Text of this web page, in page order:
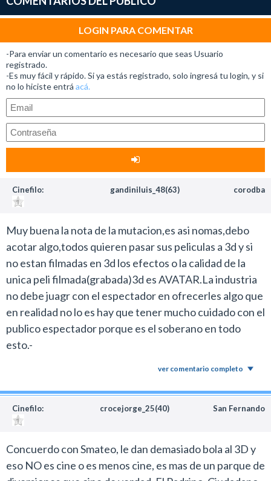
LOGIN PARA COMENTAR
-Para enviar un comentario es necesario que seas Usuario
registrado.
-Es muy fácil y rápido. Si ya estás registrado, solo ingresá tu login, y si
no lo hiciste entrá acá.
Cinefilo: gandiniluis_48(63) corodba
Muy buena la nota de la mutacion,es asi nomas,debo
acotar algo,todos quieren pasar sus peliculas a 3d y si
no estan filmadas en 3d los efectos o la calidad de la
unica peli filmada(grabada)3d es AVATAR.La industria
no debe juagr con el espectador en ofrecerles algo que
en realidad no lo es hay que tener mucho cuidado con el
publico espectador porque es el soberano en todo
esto.-
ver comentario completo
Cinefilo: crocejorge_25(40) San Fernando
Concuerdo con Smateo, le dan demasiado bola al 3D y
eso NO es cine o es menos cine, es mas de un parque de